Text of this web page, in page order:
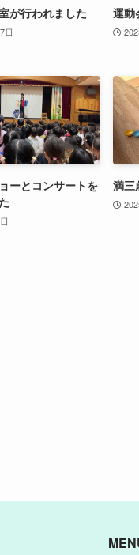
が行われました
日
運動
ーとコンサートを
満三